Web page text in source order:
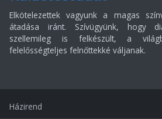
Elkötelezettek vagyunk a magas
átadása iránt. Szívügyünk, hogy
szellemileg is felkészült, a
felelősségteljes felnőttekké váljanak.
Házirend